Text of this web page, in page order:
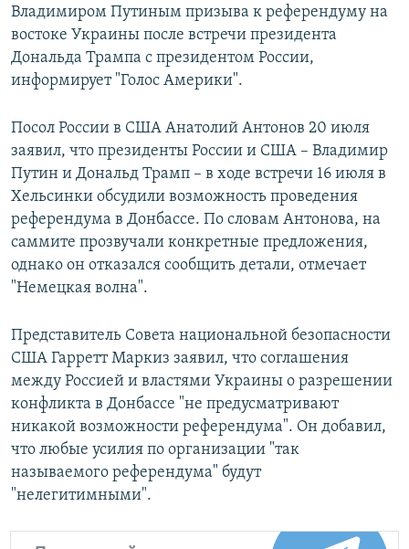
Владимиром Путиным призыва к референдуму на
востоке Украины после встречи президента
Дональда Трампа с президентом России,
информирует "Голос Америки".
Посол России в США Анатолий Антонов 20 июля
заявил, что президенты России и США – Владимир
Путин и Дональд Трамп – в ходе встречи 16 июля в
Хельсинки обсудили возможность проведения
референдума в Донбассе. По словам Антонова, на
саммите прозвучали конкретные предложения,
однако он отказался сообщить детали, отмечает
"Немецкая волна".
Представитель Совета национальной безопасности
США Гарретт Маркиз заявил, что соглашения
между Россией и властями Украины о разрешении
конфликта в Донбассе "не предусматривают
никакой возможности референдума". Он добавил,
что любые усилия по организации "так
называемого референдума" будут
"нелегитимными".